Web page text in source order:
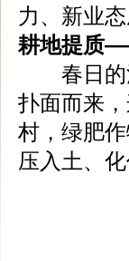
力、新业
耕地提质
春日的清
扑面而来
村，绿肥
压入土、化